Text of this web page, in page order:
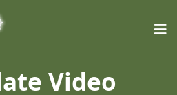
Video